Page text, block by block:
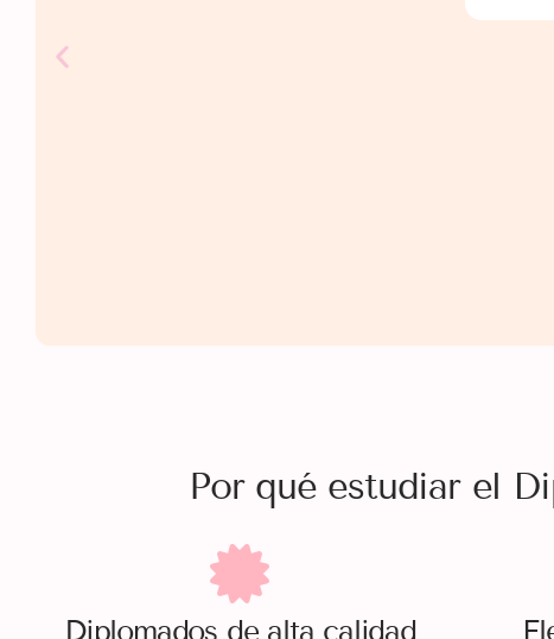
Por qué estudiar el